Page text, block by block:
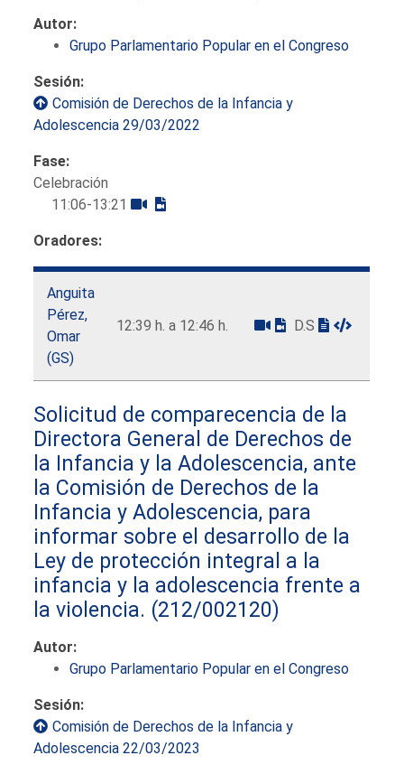
Autor:
Grupo Parlamentario Popular en el Congreso
Sesión:
Comisión de Derechos de la Infancia y
Adolescencia 29/03/2022
Fase:
Celebración
11:06-13:21
Oradores:
Anguita
Pérez,
Omar
(GS)
12:39 h. a 12:46 h. D.S
Solicitud de comparecencia de la
Directora General de Derechos de
la Infancia y la Adolescencia, ante
la Comisión de Derechos de la
Infancia y Adolescencia, para
informar sobre el desarrollo de la
Ley de protección integral a la
infancia y la adolescencia frente a
la violencia. (212/002120)
Autor:
Grupo Parlamentario Popular en el Congreso
Sesión:
Comisión de Derechos de la Infancia y
Adolescencia 22/03/2023